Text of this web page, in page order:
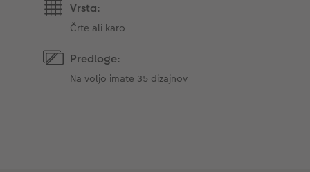
Vrsta:
Črte ali karo
Predloge:
Na voljo imate 35 dizajnov